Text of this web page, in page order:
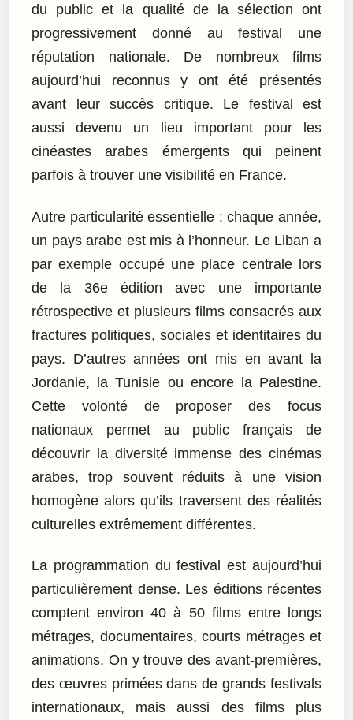
du public et la qualité de la sélection ont
progressivement donné au festival une
réputation nationale. De nombreux films
aujourd’hui reconnus y ont été présentés
avant leur succès critique. Le festival est
aussi devenu un lieu important pour les
cinéastes arabes émergents qui peinent
parfois à trouver une visibilité en France.
Autre particularité essentielle : chaque année,
un pays arabe est mis à l’honneur. Le Liban a
par exemple occupé une place centrale lors
de la 36e édition avec une importante
rétrospective et plusieurs films consacrés aux
fractures politiques, sociales et identitaires du
pays. D’autres années ont mis en avant la
Jordanie, la Tunisie ou encore la Palestine.
Cette volonté de proposer des focus
nationaux permet au public français de
découvrir la diversité immense des cinémas
arabes, trop souvent réduits à une vision
homogène alors qu’ils traversent des réalités
culturelles extrêmement différentes.
La programmation du festival est aujourd’hui
particulièrement dense. Les éditions récentes
comptent environ 40 à 50 films entre longs
métrages, documentaires, courts métrages et
animations. On y trouve des avant-premières,
des œuvres primées dans de grands festivals
internationaux, mais aussi des films plus